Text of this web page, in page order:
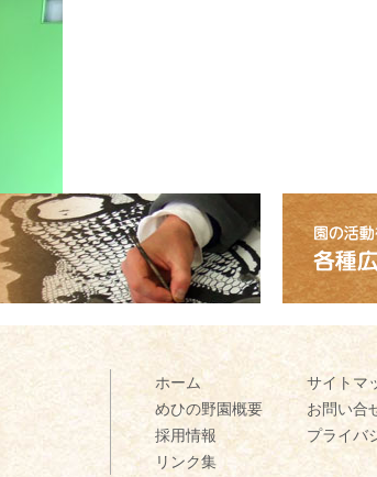
めひの野園
ホーム
めひの野園概要
採用情報
リンク集
サイトマ
お問い合
プライバ